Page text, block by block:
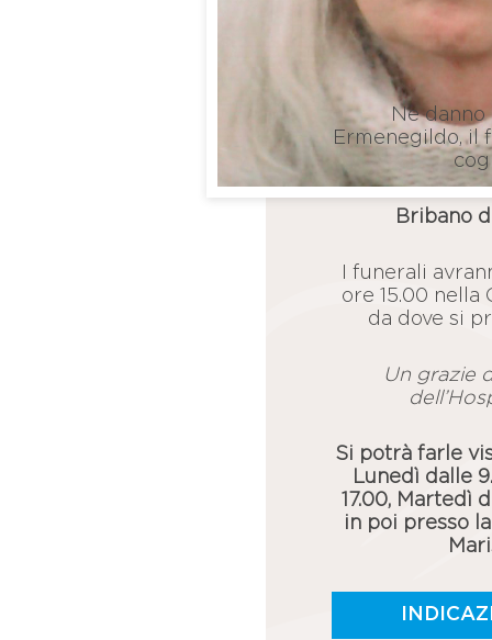
Ne
Ermenegildo, il
Bribano
I funerali
ore 15.00 nella
da dove si
Un grazie
Si potrà farle
Lunedì dalle
17.00, Martedì
in poi presso